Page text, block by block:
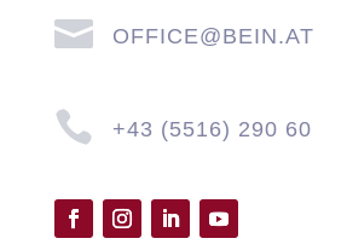
 OFFICE@BEIN.AT
 +43 (5516) 290 60